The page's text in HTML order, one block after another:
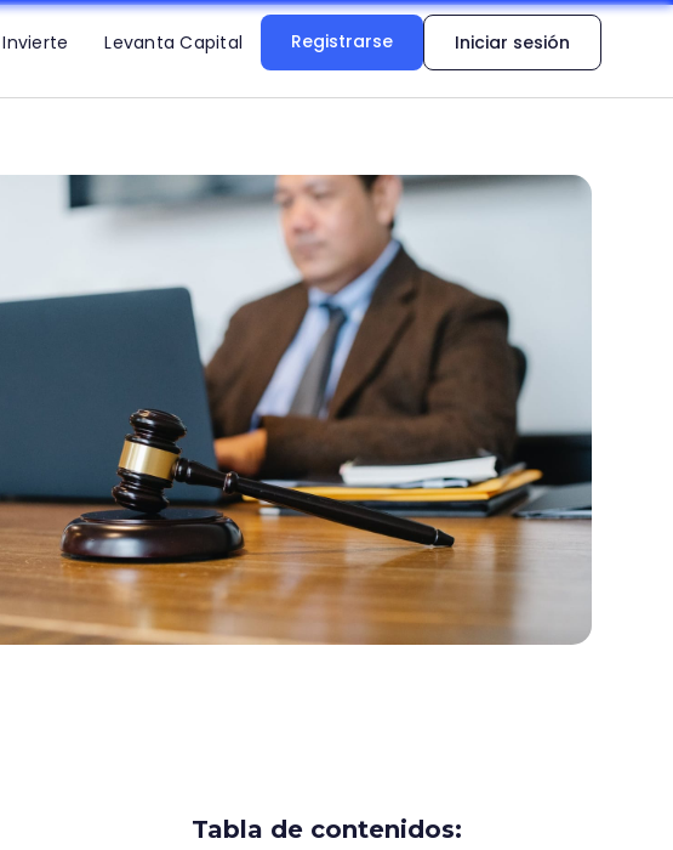
Invierte Levanta Capital Registrarse Iniciar sesión
Tabla de contenidos: